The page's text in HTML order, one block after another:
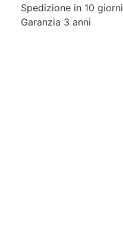
Spedizione in 10 giorni
Garanzia 3 anni